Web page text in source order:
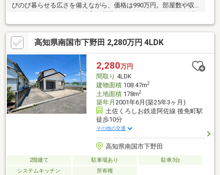
びのび暮らせる広さを備えながら、価格は990万円。部屋数や収
らしに”ちょうどいい”住環境と、マイホームの夢を手の届く価格
で実現。自分らしいリフォームや住まいづくりも楽しめる一邸で
す。
高知県南国市下野田 2,280万円 4LDK
2,280万円
間取り 4LDK
建物面積108.47m2
土地面積178m2
築年月 2001年6月(築25年3ヶ月)
土佐くろしお鉄道阿佐線 後免町駅
徒歩10分
その他の交通
高知県南国市下野田
2階建て 駐車場あり
駐車3台
システムキッチン
所有権